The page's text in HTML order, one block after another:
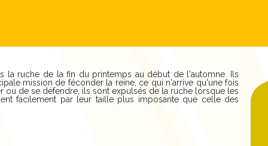
la ruche de la fin du printemps au début de l'automne. Ils
mission de féconder la reine, ce qui n'arrive qu'une fois
ou de se défendre, ils sont expulsés de la ruche lorsque les
facilement par leur taille plus imposante que celle des